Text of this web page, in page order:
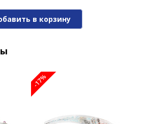
в корзину
-17%